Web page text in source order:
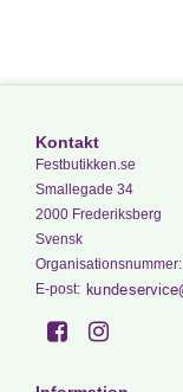
Kontakt
Festbutikken.se
Smallegade 34
2000 Frederiksberg
Svensk
Organisationsnummer:
E-post: